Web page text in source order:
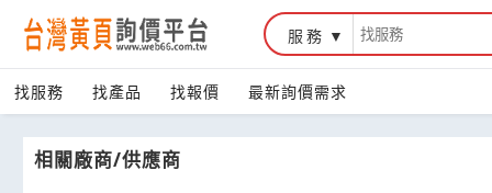
台灣黃頁詢價平台
服務
找服務 找產品 找報價 最新詢價需求
相關廠商/供應商